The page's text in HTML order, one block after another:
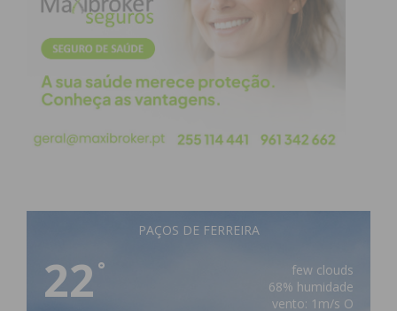
PAÇOS DE FERREIRA
22 °
few clouds
68% humidade
vento: 1m/s O